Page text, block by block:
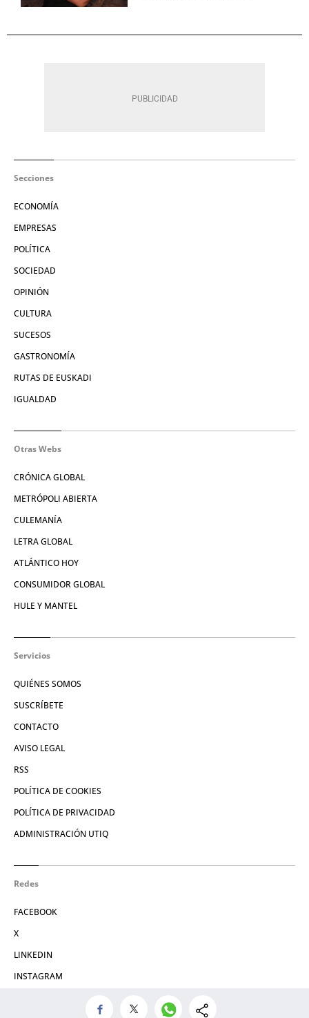
Secciones
ECONOMÍA
EMPRESAS
POLÍTICA
SOCIEDAD
OPINIÓN
CULTURA
SUCESOS
GASTRONOMÍA
RUTAS DE EUSKADI
IGUALDAD
Otras Webs
CRÓNICA GLOBAL
METRÓPOLI ABIERTA
CULEMANÍA
LETRA GLOBAL
ATLÁNTICO HOY
CONSUMIDOR GLOBAL
HULE Y MANTEL
Servicios
QUIÉNES SOMOS
SUSCRÍBETE
CONTACTO
AVISO LEGAL
RSS
POLÍTICA DE COOKIES
POLÍTICA DE PRIVACIDAD
ADMINISTRACIÓN UTIQ
Redes
FACEBOOK
X
LINKEDIN
INSTAGRAM